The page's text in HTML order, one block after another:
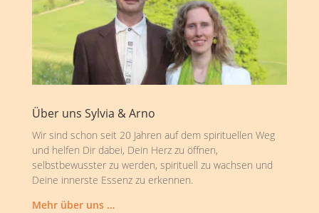
Über uns Sylvia & Arno
Wir sind schon seit 20 Jahren auf dem spirituellen Weg
und helfen Dir dabei, Dein Herz zu öffnen,
selbstbewusster zu werden, spirituell zu wachsen und
Deine innerste Essenz zu erkennen.
Mehr über uns …